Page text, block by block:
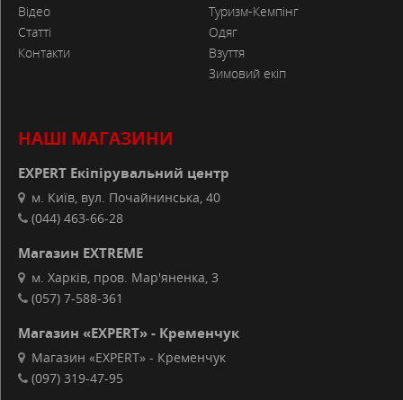
Відео
Статті
Контакти
Туризм-Кемпінг
Одяг
Взуття
Зимовий екіп
НАШІ МАГАЗИНИ
EXPERT Екіпірувальний центр
м. Київ, вул. Почайнинська, 40
(044) 463-66-28
Магазин EXTREME
м. Харків, пров. Мар'яненка, 3
(057) 7-588-361
Магазин «EXPERT» - Кременчук
Магазин «EXPERT» - Кременчук
(097) 319-47-95